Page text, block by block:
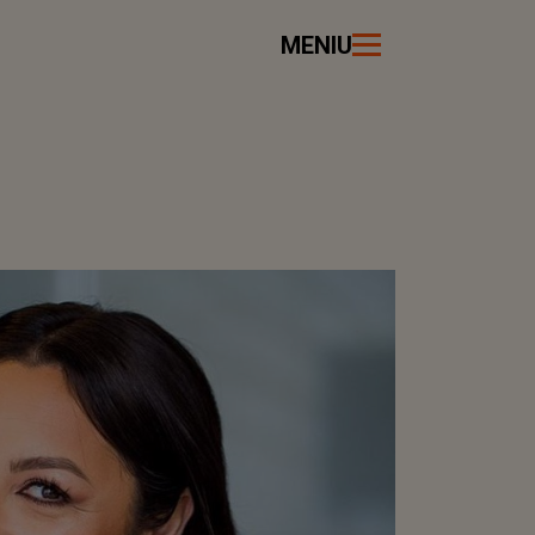
MENIU